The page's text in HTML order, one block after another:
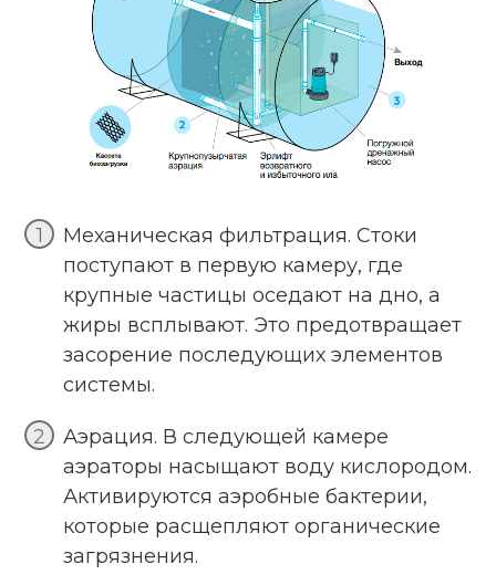
Механическая фильтрация. Стоки
поступают в первую камеру, где
крупные частицы оседают на дно, а
жиры всплывают. Это предотвращает
засорение последующих элементов
системы.
Аэрация. В следующей камере
аэраторы насыщают воду кислородом.
Активируются аэробные бактерии,
которые расщепляют органические
загрязнения.